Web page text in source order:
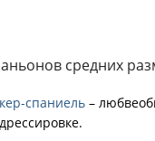
средних
спаниель–